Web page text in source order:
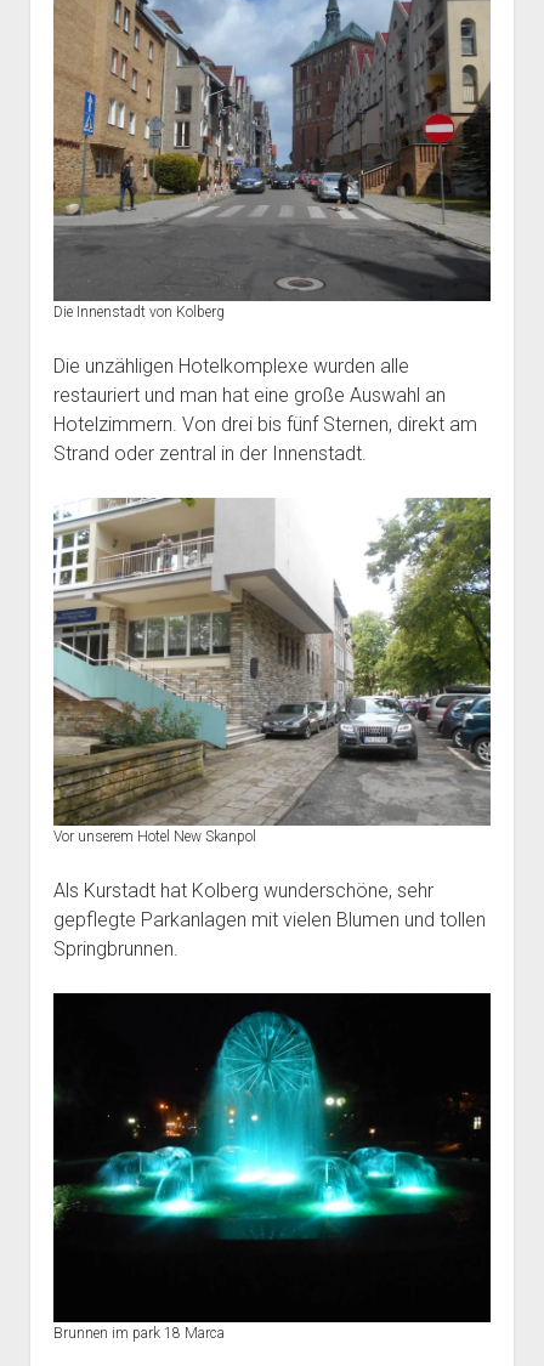
Die Innenstadt von Kolberg
Die unzähligen Hotelkomplexe wurden alle
restauriert und man hat eine große Auswahl an
Hotelzimmern. Von drei bis fünf Sternen, direkt am
Strand oder zentral in der Innenstadt.
Vor unserem Hotel New Skanpol
Als Kurstadt hat Kolberg wunderschöne, sehr
gepflegte Parkanlagen mit vielen Blumen und tollen
Springbrunnen.
Brunnen im park 18 Marca